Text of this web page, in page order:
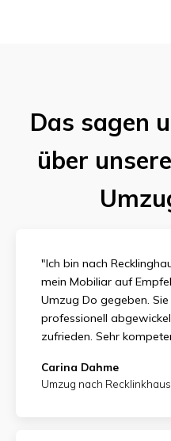
Das sagen
über
"Ich bin nach
mein Mobiliar auf
Umzug Do gegeben.
professionell
zufrieden. Sehr
Carina Dahme
Umzug nach